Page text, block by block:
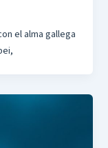
el alma gallega